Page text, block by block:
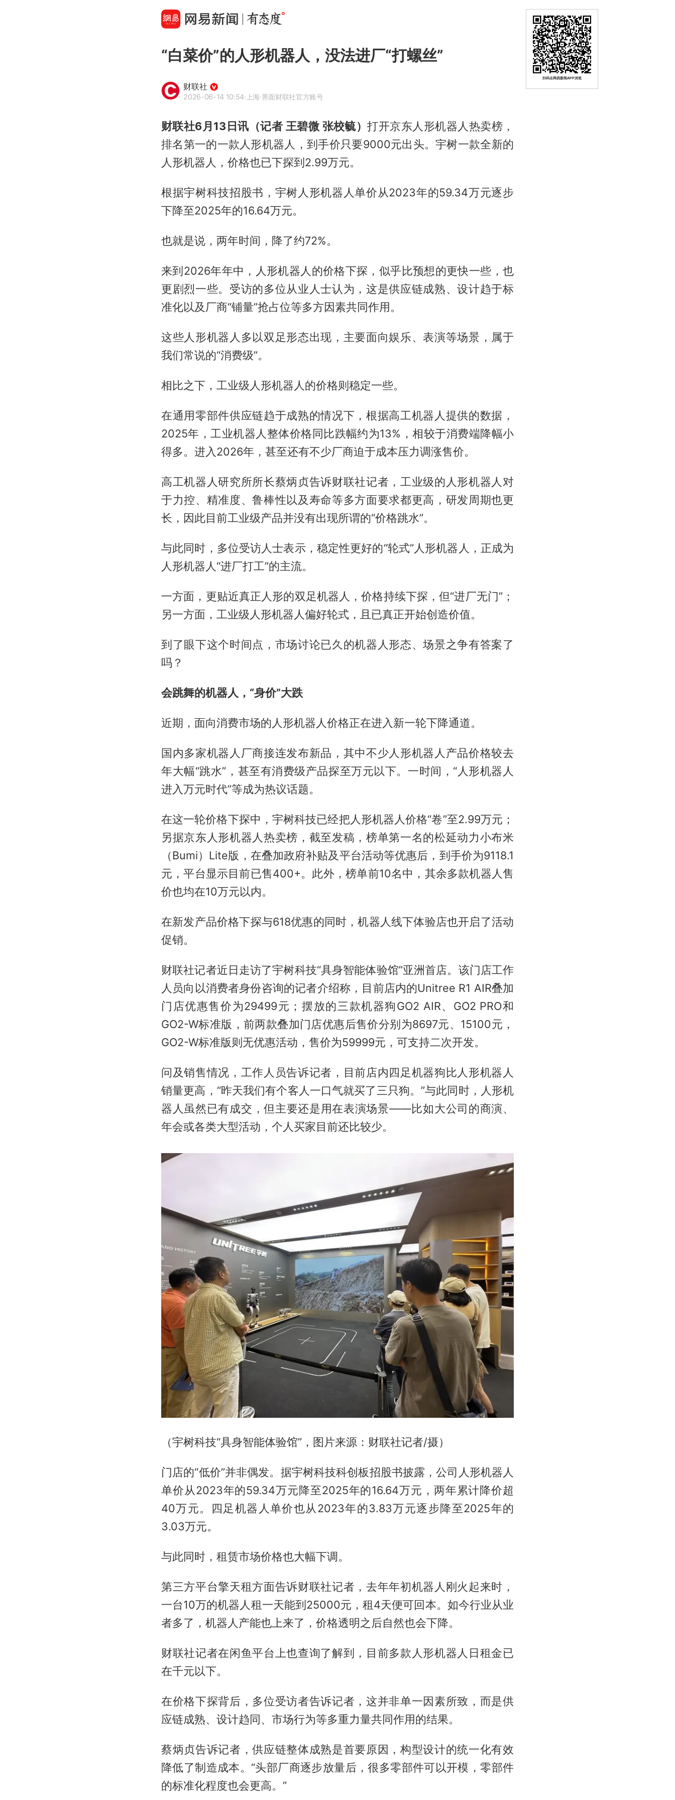
“白菜价”的人形机器人，没法进厂“打螺丝”
财联社
2026-06-14 10:54·上海·界面财联社官方账号
财联社6月13日讯（记者 王碧微 张校毓）打开京东人形机器人热卖榜，
排名第一的一款人形机器人，到手价只要9000元出头。宇树一款全新的
人形机器人，价格也已下探到2.99万元。
根据宇树科技招股书，宇树人形机器人单价从2023年的59.34万元逐步
下降至2025年的16.64万元。
也就是说，两年时间，降了约72%。
来到2026年年中，人形机器人的价格下探，似乎比预想的更快一些，也
更剧烈一些。受访的多位从业人士认为，这是供应链成熟、设计趋于标
准化以及厂商“铺量”抢占位等多方因素共同作用。
这些人形机器人多以双足形态出现，主要面向娱乐、表演等场景，属于
我们常说的“消费级”。
相比之下，工业级人形机器人的价格则稳定一些。
在通用零部件供应链趋于成熟的情况下，根据高工机器人提供的数据，
2025年，工业机器人整体价格同比跌幅约为13%，相较于消费端降幅小
得多。进入2026年，甚至还有不少厂商迫于成本压力调涨售价。
高工机器人研究所所长蔡炳贞告诉财联社记者，工业级的人形机器人对
于力控、精准度、鲁棒性以及寿命等多方面要求都更高，研发周期也更
长，因此目前工业级产品并没有出现所谓的“价格跳水”。
与此同时，多位受访人士表示，稳定性更好的“轮式”人形机器人，正成为
人形机器人“进厂打工”的主流。
一方面，更贴近真正人形的双足机器人，价格持续下探，但“进厂无门”；
另一方面，工业级人形机器人偏好轮式，且已真正开始创造价值。
到了眼下这个时间点，市场讨论已久的机器人形态、场景之争有答案了
吗？
会跳舞的机器人，“身价”大跌
近期，面向消费市场的人形机器人价格正在进入新一轮下降通道。
国内多家机器人厂商接连发布新品，其中不少人形机器人产品价格较去
年大幅“跳水”，甚至有消费级产品探至万元以下。一时间，“人形机器人
进入万元时代”等成为热议话题。
在这一轮价格下探中，宇树科技已经把人形机器人价格“卷”至2.99万元；
另据京东人形机器人热卖榜，截至发稿，榜单第一名的松延动力小布米
（Bumi）Lite版，在叠加政府补贴及平台活动等优惠后，到手价为9118.1
元，平台显示目前已售400+。此外，榜单前10名中，其余多款机器人售
价也均在10万元以内。
在新发产品价格下探与618优惠的同时，机器人线下体验店也开启了活动
促销。
财联社记者近日走访了宇树科技“具身智能体验馆”亚洲首店。该门店工作
人员向以消费者身份咨询的记者介绍称，目前店内的Unitree R1 AIR叠加
门店优惠售价为29499元；摆放的三款机器狗GO2 AIR、GO2 PRO和
GO2-W标准版，前两款叠加门店优惠后售价分别为8697元、15100元，
GO2-W标准版则无优惠活动，售价为59999元，可支持二次开发。
问及销售情况，工作人员告诉记者，目前店内四足机器狗比人形机器人
销量更高，“昨天我们有个客人一口气就买了三只狗。”与此同时，人形机
器人虽然已有成交，但主要还是用在表演场景——比如大公司的商演、
年会或各类大型活动，个人买家目前还比较少。
（宇树科技“具身智能体验馆”，图片来源：财联社记者/摄）
门店的“低价”并非偶发。据宇树科技科创板招股书披露，公司人形机器人
单价从2023年的59.34万元降至2025年的16.64万元，两年累计降价超
40万元。四足机器人单价也从2023年的3.83万元逐步降至2025年的
3.03万元。
与此同时，租赁市场价格也大幅下调。
第三方平台擎天租方面告诉财联社记者，去年年初机器人刚火起来时，
一台10万的机器人租一天能到25000元，租4天便可回本。如今行业从业
者多了，机器人产能也上来了，价格透明之后自然也会下降。
财联社记者在闲鱼平台上也查询了解到，目前多款人形机器人日租金已
在千元以下。
在价格下探背后，多位受访者告诉记者，这并非单一因素所致，而是供
应链成熟、设计趋同、市场行为等多重力量共同作用的结果。
蔡炳贞告诉记者，供应链整体成熟是首要原因，构型设计的统一化有效
降低了制造成本。“头部厂商逐步放量后，很多零部件可以开模，零部件
的标准化程度也会更高。”
扫码去网易新闻APP浏览